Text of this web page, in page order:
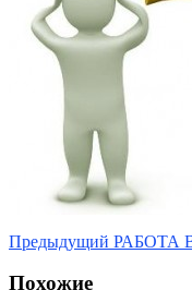
Предыдущий РАБОТА
Похожие